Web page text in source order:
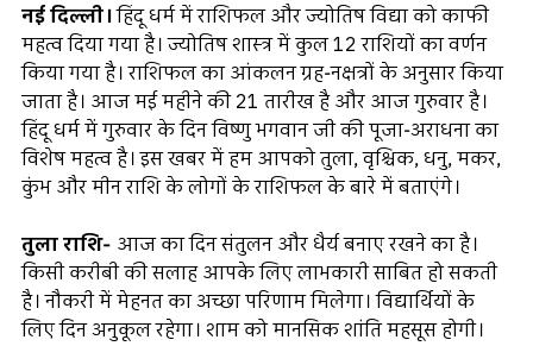
नई दिल्ली।हिंदू धर्म में राशिफल और ज्योतिष विद्या को काफी
महत्व दिया गया है। ज्योतिष शास्त्र में कुल 12 राशियों का वर्णन
किया गया है। राशिफल का आंकलन ग्रह-नक्षत्रों के अनुसार किया
जाता है। आज मई महीने की 21 तारीख है और आज गुरुवार है।
हिंदू धर्म में गुरुवार के दिन विष्णु भगवान जी की पूजा-अराधना का
विशेष महत्व है। इस खबर में हम आपको तुला, वृश्चिक, धनु, मकर,
कुंभ और मीन राशि के लोगों के राशिफल के बारे में बताएंगे।
तुला राशि- आज का दिन संतुलन और धैर्य बनाए रखने का है।
किसी करीबी की सलाह आपके लिए लाभकारी साबित हो सकती
है। नौकरी में मेहनत का अच्छा परिणाम मिलेगा। विद्यार्थियों के
लिए दिन अनुकूल रहेगा। शाम को मानसिक शांति महसूस होगी।